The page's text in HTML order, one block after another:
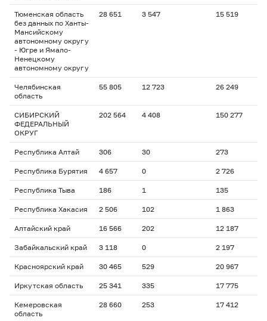
Тюменская область
без данных по Ханты-
Мансийскому
автономному округу
- Югре и Ямало-
Ненецкому
автономному округу
28 651 3 547 15 519
Челябинская
область
55 805 12 723 26 249
СИБИРСКИЙ
ФЕДЕРАЛЬНЫЙ
ОКРУГ
202 564 4 408 150 277
Республика Алтай 306 30 273
Республика Бурятия 4 657 0 2 726
Республика Тыва 186 1 135
Республика Хакасия 2 506 102 1 863
Алтайский край 16 566 202 12 187
Забайкальский край 3 118 0 2 197
Красноярский край 30 465 529 20 967
Иркутская область 25 341 335 17 775
Кемеровская
область
28 660 253 17 412